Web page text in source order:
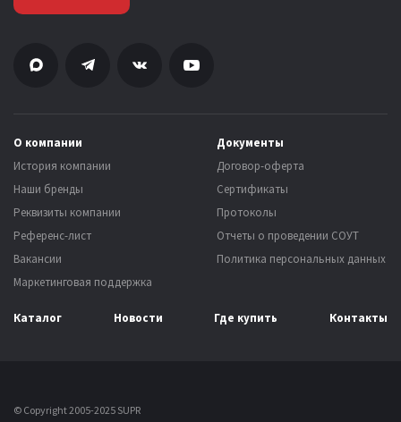
О компании
История компании
Наши бренды
Реквизиты компании
Референс-лист
Вакансии
Маркетинговая поддержка
Документы
Договор-оферта
Сертификаты
Протоколы
Отчеты о проведении СОУТ
Политика персональных данных
Каталог Новости Где купить Контакты
© Copyright 2005-2025 SUPR